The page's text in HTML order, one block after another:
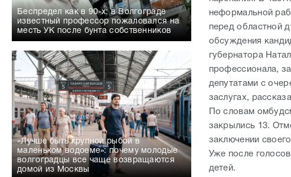
«Лучше быть крупной рыбой в
маленьком водоеме»: почему молодые
волгоградцы все чаще возвращаются
домой из Москвы
депутатами с
заслугах,
По словам
закрылись 13.
заключении
Уже после
/
Есть